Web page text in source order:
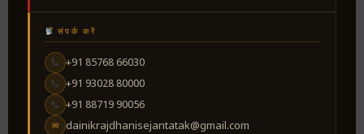
संपर्क करें
+91 85768 66030
+91 93028 80000
+91 88719 90056
✉ dainikrajdhanisejantatak@gmail.com